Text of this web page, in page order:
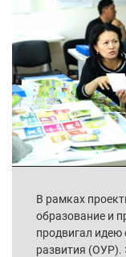
В рамках
образование и
продвигал идею
развития (ОУР).